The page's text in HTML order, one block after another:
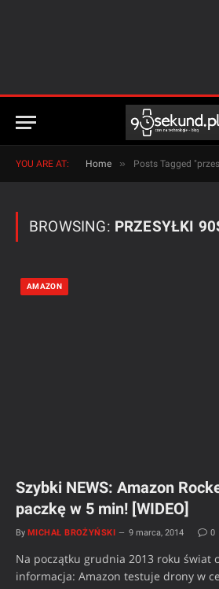
YOU ARE AT: Home » Posts Tagged
BROWSING: PRZESYŁKI
AMAZON
Szybki NEWS: Amazon
paczkę w 5 min! [WIDEO]
By MICHAŁ BROŻYŃSKI 9 marca, 2014 0
Na początku grudnia 2013 roku świat
informacja: Amazon testuje drony w